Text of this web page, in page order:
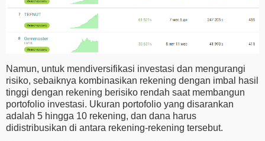
Namun, untuk mendiversifikasi investasi dan mengurangi
risiko, sebaiknya kombinasikan rekening dengan imbal hasil
tinggi dengan rekening berisiko rendah saat membangun
portofolio investasi. Ukuran portofolio yang disarankan
adalah 5 hingga 10 rekening, dan dana harus
didistribusikan di antara rekening-rekening tersebut.